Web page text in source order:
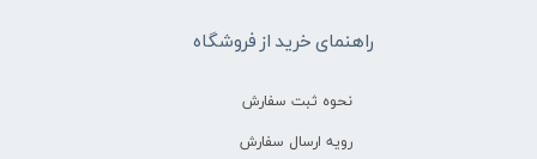
راهنمای خرید از فروشگاه
نحوه ثبت سفارش
رویه ارسال سفارش